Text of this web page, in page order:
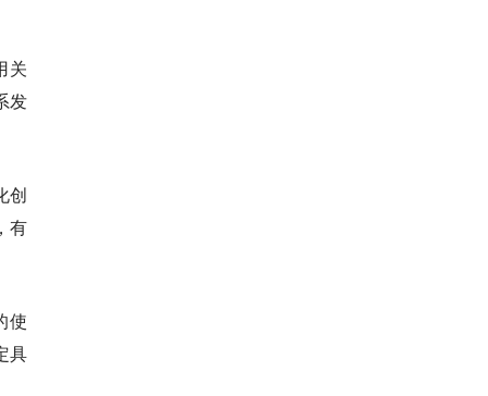
关
发
创
有
使
具